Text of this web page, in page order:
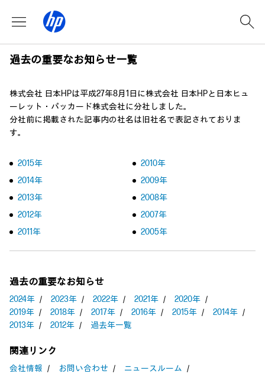
過去の重要なお知らせ一覧
株式会社 日本HPは平成27年8月1日に株式会社 日本HPと日本ヒュ
ーレット・パッカード株式会社に分社しました。
分社前に掲載された記事内の社名は旧社名で表記されておりま
す。
2015年
2014年
2013年
2012年
2011年
2010年
2009年
2008年
2007年
2005年
過去の重要なお知らせ
2024年 ／ 2023年 ／ 2022年 ／ 2021年 ／ 2020年 ／
2019年 ／ 2018年 ／ 2017年 ／ 2016年 ／ 2015年 ／ 2014年 ／
2013年 ／ 2012年 ／ 過去年一覧
関連リンク
会社情報 ／ お問い合わせ ／ ニュースルーム ／